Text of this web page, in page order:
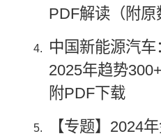
PDF解读（附原
中国新能源汽
2025年趋势
附PDF下载
【专题】2024